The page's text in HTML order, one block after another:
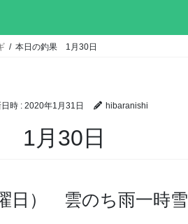
本日の釣果 1月30日
時 : 2020年1月31日 hibaranishi
1月30日
日） 雲のち雨一時雪